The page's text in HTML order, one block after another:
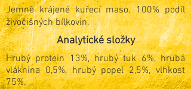
Jemně krájené kuřecí maso. 100% podíl
živočišných bílkovin.
Analytické složky
Hrubý protein 13%, hrubý tuk 6%, hrubá
vláknina 0,5%, hrubý popel 2,5%, vlhkost
75%.